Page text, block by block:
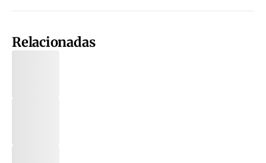
Relacionadas